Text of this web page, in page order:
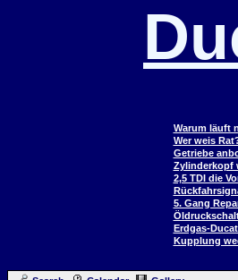
Warum läuft
Wer weis
Getriebe
Zylinderkopf
2,5 TDI die
5. Gang
Erdgas-
Kupplung